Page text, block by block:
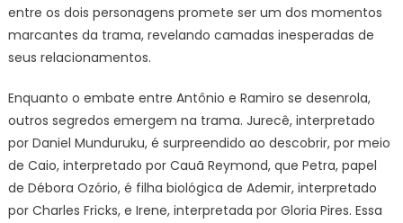
entre os dois personagens promete ser um dos momentos
marcantes da trama, revelando camadas inesperadas de
seus relacionamentos.
Enquanto o embate entre Antônio e Ramiro se desenrola,
outros segredos emergem na trama. Jurecê, interpretado
por Daniel Munduruku, é surpreendido ao descobrir, por meio
de Caio, interpretado por Cauã Reymond, que Petra, papel
de Débora Ozório, é filha biológica de Ademir, interpretado
por Charles Fricks, e Irene, interpretada por Gloria Pires. Essa